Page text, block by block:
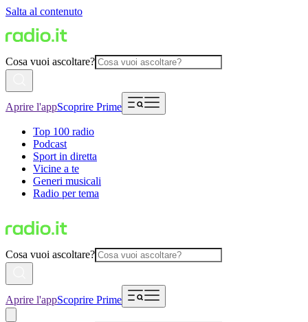
Salta al contenuto
Cosa vuoi ascoltare?
Aprire l'appScoprire Prime
Top 100 radio
Podcast
Sport in diretta
Vicine a te
Generi musicali
Radio per tema
Cosa vuoi ascoltare?
Aprire l'appScoprire Prime